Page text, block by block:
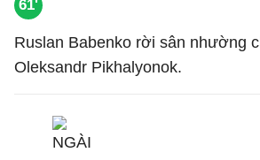
61'
Ruslan Babenko rời sân nhường
Oleksandr Pikhalyonok.